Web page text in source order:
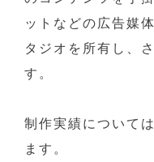
ットなどの広告媒
タジオを所有し、
す。
制作実績について
ます。